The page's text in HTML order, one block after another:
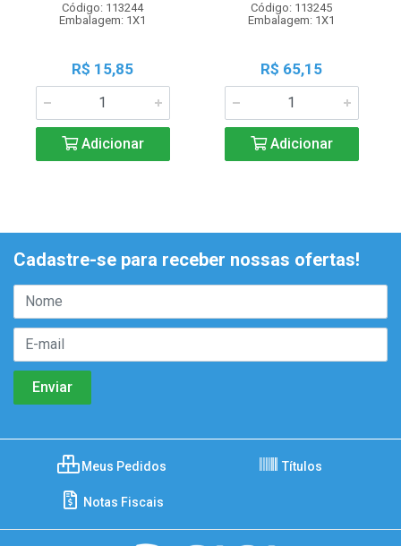
Código: 113244
Embalagem: 1X1
R$ 15,85
Adicionar
Código: 113245
Embalagem: 1X1
R$ 65,15
Adicionar
Cadastre-se para receber nossas ofertas!
Meus Pedidos Títulos
Notas Fiscais